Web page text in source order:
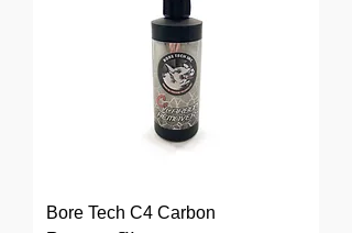
Bore Tech C4 Carbon